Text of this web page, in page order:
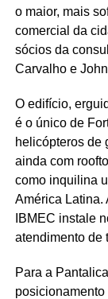
o maior, mais
comercial da
sócios da
Carvalho e
O edifício,
é o único de
helicópteros de
ainda com
como inquilina
América Latina.
IBMEC instale
atendimento de
Para a